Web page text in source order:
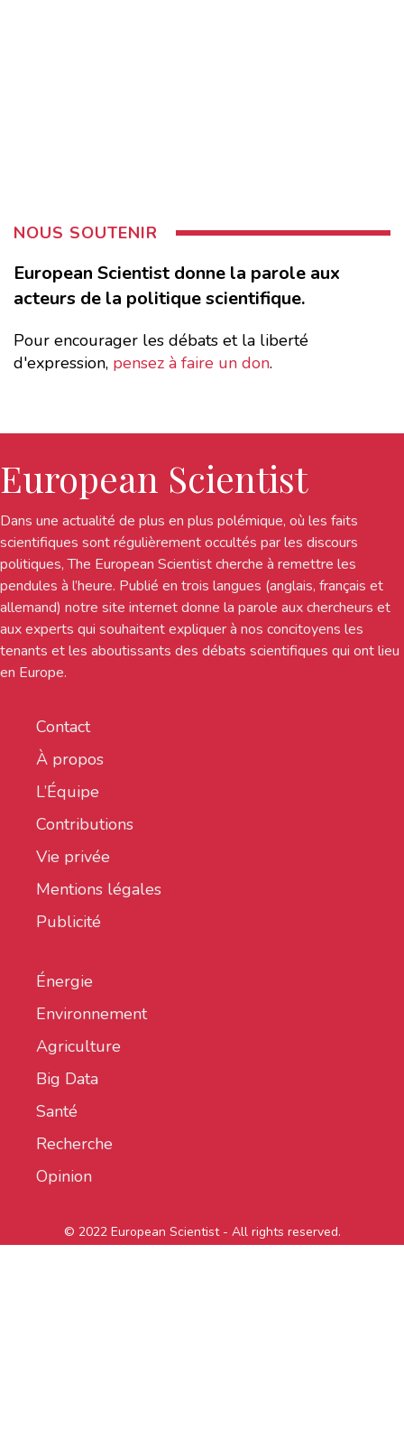
NOUS SOUTENIR
European Scientist donne la parole aux
acteurs de la politique scientifique.
Pour encourager les débats et la liberté
d'expression, pensez à faire un don.
European Scientist
Dans une actualité de plus en plus polémique, où les faits
scientifiques sont régulièrement occultés par les discours
politiques, The European Scientist cherche à remettre les
pendules à l’heure. Publié en trois langues (anglais, français et
allemand) notre site internet donne la parole aux chercheurs et
aux experts qui souhaitent expliquer à nos concitoyens les
tenants et les aboutissants des débats scientifiques qui ont lieu
en Europe.
Contact
À propos
L’Équipe
Contributions
Vie privée
Mentions légales
Publicité
Énergie
Environnement
Agriculture
Big Data
Santé
Recherche
Opinion
© 2022 European Scientist - All rights reserved.